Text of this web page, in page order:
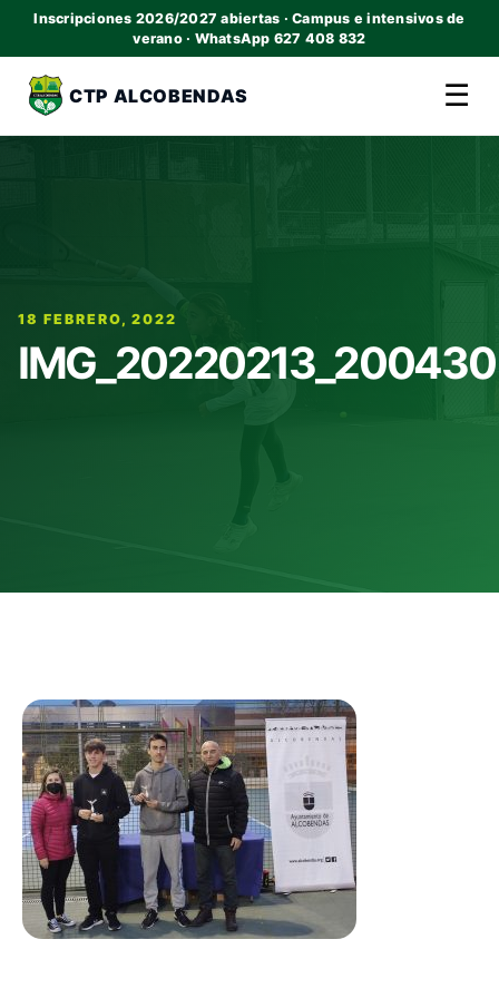
Inscripciones 2026/2027 abiertas · Campus e intensivos de
verano · WhatsApp 627 408 832
CTP ALCOBENDAS ☰
18 FEBRERO, 2022
IMG_20220213_200430